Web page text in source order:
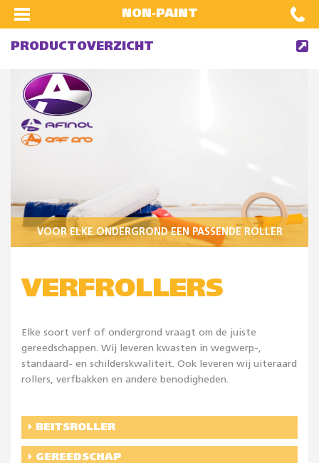
NON-PAINT
PRODUCTOVERZICHT
VOOR ELKE ONDERGROND EEN PASSENDE ROLLER
VERFROLLERS
Elke soort verf of ondergrond vraagt om de juiste
gereedschappen. Wij leveren kwasten in wegwerp-,
standaard- en schilderskwaliteit. Ook leveren wij uiteraard
rollers, verfbakken en andere benodigheden.
BEITSROLLER
GEREEDSCHAP